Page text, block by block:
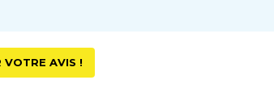
VOTRE AVIS !